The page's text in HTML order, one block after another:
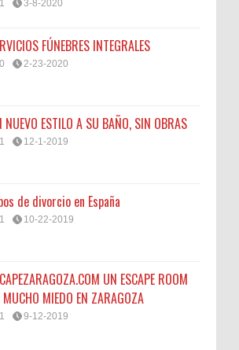
1 3-8-2020
FÚNEBRES INTEGRALES
0 2-23-2020
NUEVO ESTILO A SU BAÑO, SIN OBRAS
1 12-1-2019
de divorcio en España
1 10-22-2019
UN ESCAPE ROOM
MUCHO MIEDO EN ZARAGOZA
1 9-12-2019